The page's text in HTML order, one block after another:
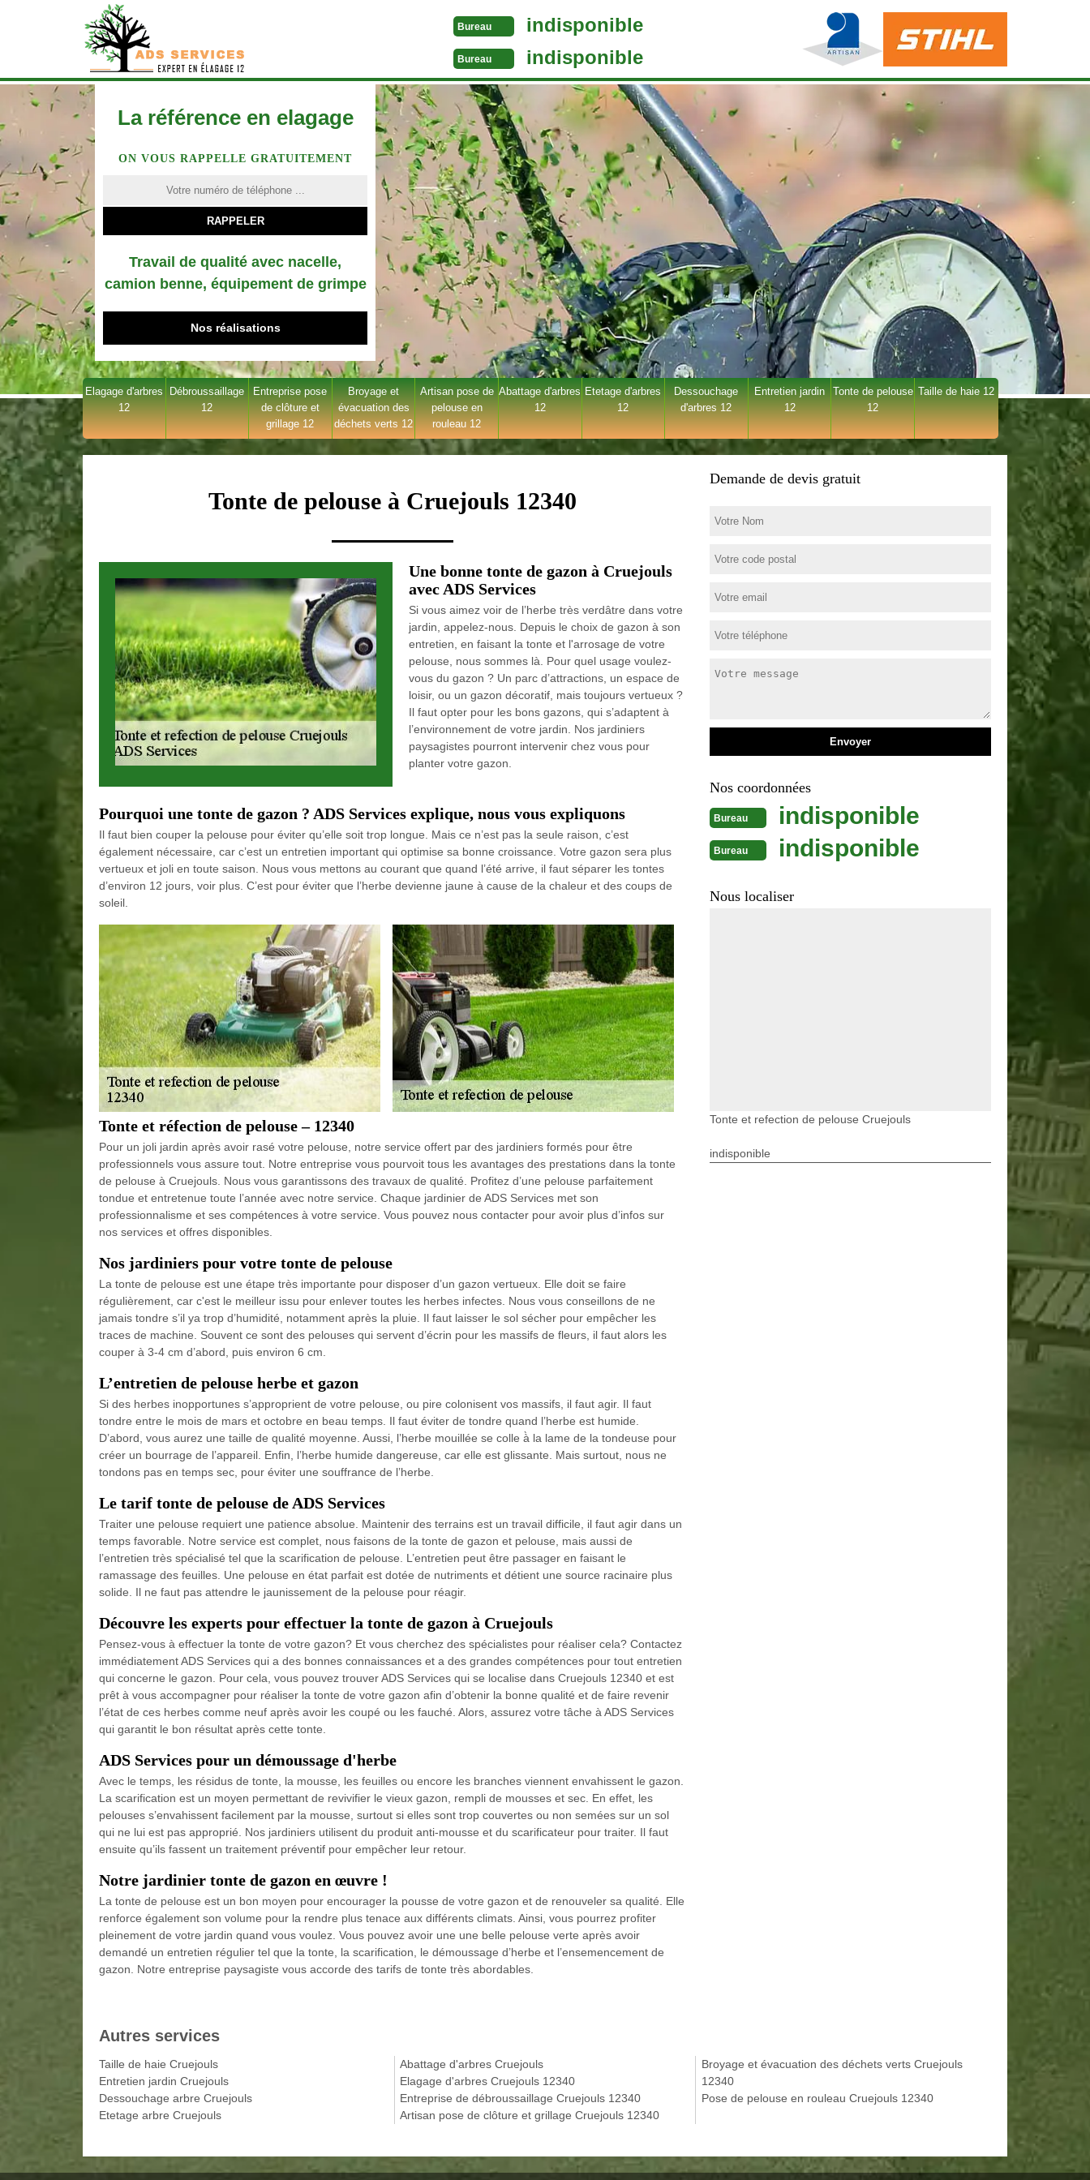
Bureau indisponible
Bureau indisponible
La référence en elagage
ON VOUS RAPPELLE GRATUITEMENT
Travail de qualité avec nacelle,
camion benne, équipement de grimpe
Nos réalisations
Elagage d'arbres
12
Débroussaillage
12
Entreprise pose
de clôture et
grillage 12
Broyage et
évacuation des
déchets verts 12
Artisan pose de
pelouse en
rouleau 12
Abattage d'arbres
12
Etetage d'arbres
12
Dessouchage
d'arbres 12
Entretien jardin
12
Tonte de pelouse
12
Taille de haie 12
Tonte de pelouse à Cruejouls 12340
Une bonne tonte de gazon à Cruejouls
avec ADS Services
Si vous aimez voir de l’herbe très verdâtre dans votre
jardin, appelez-nous. Depuis le choix de gazon à son
entretien, en faisant la tonte et l'arrosage de votre
pelouse, nous sommes là. Pour quel usage voulez-
vous du gazon ? Un parc d’attractions, un espace de
loisir, ou un gazon décoratif, mais toujours vertueux ?
Il faut opter pour les bons gazons, qui s’adaptent à
l’environnement de votre jardin. Nos jardiniers
paysagistes pourront intervenir chez vous pour
planter votre gazon.
Pourquoi une tonte de gazon ? ADS Services explique, nous vous expliquons
Il faut bien couper la pelouse pour éviter qu’elle soit trop longue. Mais ce n’est pas la seule raison, c’est
également nécessaire, car c’est un entretien important qui optimise sa bonne croissance. Votre gazon sera plus
vertueux et joli en toute saison. Nous vous mettons au courant que quand l’été arrive, il faut séparer les tontes
d’environ 12 jours, voir plus. C’est pour éviter que l’herbe devienne jaune à cause de la chaleur et des coups de
soleil.
Tonte et réfection de pelouse – 12340
Pour un joli jardin après avoir rasé votre pelouse, notre service offert par des jardiniers formés pour être
professionnels vous assure tout. Notre entreprise vous pourvoit tous les avantages des prestations dans la tonte
de pelouse à Cruejouls. Nous vous garantissons des travaux de qualité. Profitez d’une pelouse parfaitement
tondue et entretenue toute l’année avec notre service. Chaque jardinier de ADS Services met son
professionnalisme et ses compétences à votre service. Vous pouvez nous contacter pour avoir plus d’infos sur
nos services et offres disponibles.
Nos jardiniers pour votre tonte de pelouse
La tonte de pelouse est une étape très importante pour disposer d’un gazon vertueux. Elle doit se faire
régulièrement, car c'est le meilleur issu pour enlever toutes les herbes infectes. Nous vous conseillons de ne
jamais tondre s’il ya trop d’humidité, notamment après la pluie. Il faut laisser le sol sécher pour empêcher les
traces de machine. Souvent ce sont des pelouses qui servent d’écrin pour les massifs de fleurs, il faut alors les
couper à 3-4 cm d’abord, puis environ 6 cm.
L’entretien de pelouse herbe et gazon
Si des herbes inopportunes s’approprient de votre pelouse, ou pire colonisent vos massifs, il faut agir. Il faut
tondre entre le mois de mars et octobre en beau temps. Il faut éviter de tondre quand l’herbe est humide.
D’abord, vous aurez une taille de qualité moyenne. Aussi, l’herbe mouillée se colle à̀ la lame de la tondeuse pour
créer un bourrage de l’appareil. Enfin, l’herbe humide dangereuse, car elle est glissante. Mais surtout, nous ne
tondons pas en temps sec, pour éviter une souffrance de l’herbe.
Le tarif tonte de pelouse de ADS Services
Traiter une pelouse requiert une patience absolue. Maintenir des terrains est un travail difficile, il faut agir dans un
temps favorable. Notre service est complet, nous faisons de la tonte de gazon et pelouse, mais aussi de
l’entretien très spécialisé tel que la scarification de pelouse. L’entretien peut être passager en faisant le
ramassage des feuilles. Une pelouse en état parfait est dotée de nutriments et détient une source racinaire plus
solide. Il ne faut pas attendre le jaunissement de la pelouse pour réagir.
Découvre les experts pour effectuer la tonte de gazon à Cruejouls
Pensez-vous à effectuer la tonte de votre gazon? Et vous cherchez des spécialistes pour réaliser cela? Contactez
immédiatement ADS Services qui a des bonnes connaissances et a des grandes compétences pour tout entretien
qui concerne le gazon. Pour cela, vous pouvez trouver ADS Services qui se localise dans Cruejouls 12340 et est
prêt à vous accompagner pour réaliser la tonte de votre gazon afin d’obtenir la bonne qualité et de faire revenir
l’état de ces herbes comme neuf après avoir les coupé ou les fauché. Alors, assurez votre tâche à ADS Services
qui garantit le bon résultat après cette tonte.
ADS Services pour un démoussage d'herbe
Avec le temps, les résidus de tonte, la mousse, les feuilles ou encore les branches viennent envahissent le gazon.
La scarification est un moyen permettant de revivifier le vieux gazon, rempli de mousses et sec. En effet, les
pelouses s’envahissent facilement par la mousse, surtout si elles sont trop couvertes ou non semées sur un sol
qui ne lui est pas approprié. Nos jardiniers utilisent du produit anti-mousse et du scarificateur pour traiter. Il faut
ensuite qu’ils fassent un traitement préventif pour empêcher leur retour.
Notre jardinier tonte de gazon en œuvre !
La tonte de pelouse est un bon moyen pour encourager la pousse de votre gazon et de renouveler sa qualité. Elle
renforce également son volume pour la rendre plus tenace aux différents climats. Ainsi, vous pourrez profiter
pleinement de votre jardin quand vous voulez. Vous pouvez avoir une une belle pelouse verte après avoir
demandé un entretien régulier tel que la tonte, la scarification, le démoussage d’herbe et l’ensemencement de
gazon. Notre entreprise paysagiste vous accorde des tarifs de tonte très abordables.
Demande de devis gratuit
Nos coordonnées
Bureau indisponible
Bureau indisponible
Nous localiser
Tonte et refection de pelouse Cruejouls
indisponible
Autres services
Taille de haie Cruejouls
Entretien jardin Cruejouls
Dessouchage arbre Cruejouls
Etetage arbre Cruejouls
Abattage d'arbres Cruejouls
Elagage d'arbres Cruejouls 12340
Entreprise de débroussaillage Cruejouls 12340
Artisan pose de clôture et grillage Cruejouls 12340
Broyage et évacuation des déchets verts Cruejouls
12340
Pose de pelouse en rouleau Cruejouls 12340